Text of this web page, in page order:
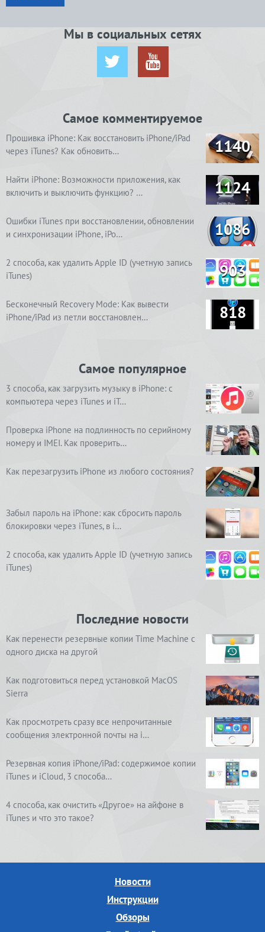
Мы в социальных сетях
Самое комментируемое
Прошивка iPhone: Как восстановить iPhone/iPad
через iTunes? Как обновить…
1140
Найти iPhone: Возможности приложения, как
включить и выключить функцию? …
1124
Ошибки iTunes при восстановлении, обновлении
и синхронизации iPhone, iPo…
1086
2 способа, как удалить Apple ID (учетную запись
iTunes)
903
Бесконечный Recovery Mode: Как вывести
iPhone/iPad из петли восстановлен…
818
Самое популярное
3 способа, как загрузить музыку в iPhone: с
компьютера через iTunes и iT…
Проверка iPhone на подлинность по серийному
номеру и IMEI. Как проверить…
Как перезагрузить iPhone из любого состояния?
Забыл пароль на iPhone: как сбросить пароль
блокировки через iTunes, в i…
2 способа, как удалить Apple ID (учетную запись
iTunes)
Последние новости
Как перенести резервные копии Time Machine с
одного диска на другой
Как подготовиться перед установкой MacOS
Sierra
Как просмотреть сразу все непрочитанные
сообщения электронной почты на i…
Резервная копия iPhone/iPad: содержимое копии
iTunes и iCloud, 3 способа…
4 способа, как очистить «Другое» на айфоне в
iTunes и что это такое?
Новости
Инструкции
Обзоры